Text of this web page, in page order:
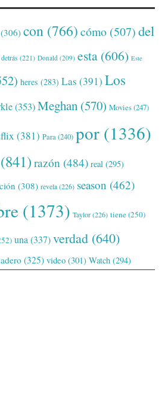
(306) con (766) cómo (507) del
detrás (221) Donald (209) esta (606) Este
heres (283) Las (391) Los
(353) Meghan (570) Movies(247)
(381) Para(240) por (1336)
(841) razón (484) real (295)
(308) revela(226) season (462)
(1373) Taylor(226) tiene(250)
una (337) verdad (640)
(325) video (301) Watch (294)